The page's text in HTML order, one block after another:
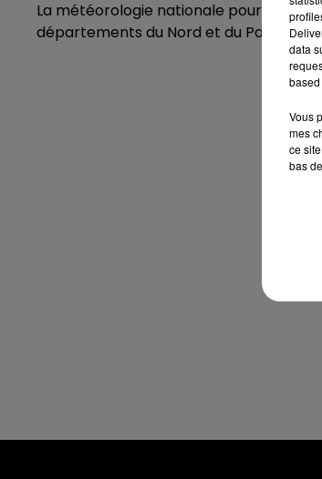
La météorologie nationale pourrait de
départements du Nord et du Pas-de-
data
Vous
mes
ce
bas